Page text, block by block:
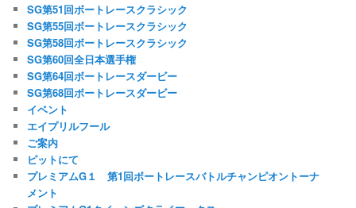
SG第51回ボートレースクラシック
SG第55回ボートレースクラシック
SG第58回ボートレースクラシック
SG第60回全日本選手権
SG第64回ボートレースダービー
SG第68回ボートレースダービー
イベント
エイプリルフール
ご案内
ピットにて
プレミアムG１ 第1回ボートレースバトルチャンピオントーナ
メント